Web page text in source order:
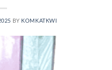
BY KOMKATKWI